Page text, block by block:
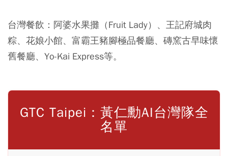
台灣餐飲： 阿婆水果攤（Fruit Lady）、王記府城肉
粽、花娘小館、富霸王豬腳極品餐廳、磚窯古早味懷
舊餐廳、Yo-Kai Express等。
GTC Taipei：黃仁勳AI台灣隊全
名單